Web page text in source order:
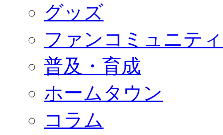
ACADEMY
アカデミーについて
コーチ&スタッフ
ジュニア
ジュニアユース
ユース
練習拠点（ナラディーア）
SCHOOL
CLUB
パートナー募集
クラブ理念
グッズ
ファンコミュニティ
普及・育成
ホームタウン
コラム